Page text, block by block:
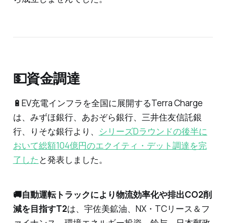
💵資金調達
🔋EV充電インフラを全国に展開するTerra Charge
は、みずほ銀行、あおぞら銀行、三井住友信託銀
行、りそな銀行より、
シリーズDラウンドの後半に
おいて総額104億円のエクイティ・デット調達を完
了した と発表しました。
🚚自動運転トラックにより物流効率化や排出CO2削
減を目指すT2は、宇佐美鉱油、NX・TCリース＆フ